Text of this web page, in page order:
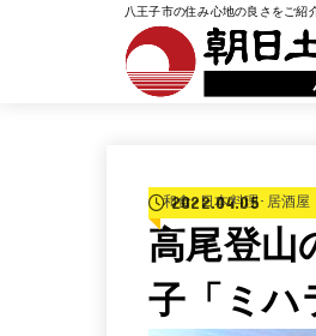
八王子市の住み心地の良さをご紹
和食･日本料理･居酒屋
2022.04.05
高尾登山
子「ミハ